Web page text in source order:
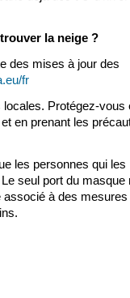
la neige ?
des mises à jour des
fr
Protégez-vous
en prenant les
les personnes qui les
seul port du masque
associé à des mesures